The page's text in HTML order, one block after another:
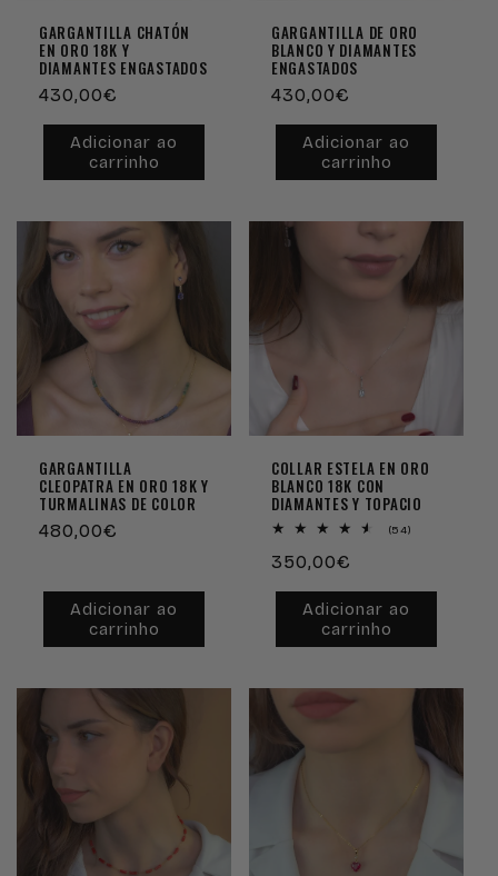
GARGANTILLA CHATÓN
EN ORO 18K Y
DIAMANTES ENGASTADOS
Preço
normal
430,00€
Adicionar ao
carrinho
GARGANTILLA DE ORO
BLANCO Y DIAMANTES
ENGASTADOS
Preço
normal
430,00€
Adicionar ao
carrinho
GARGANTILLA
CLEOPATRA EN ORO 18K Y
TURMALINAS DE COLOR
Preço
480,00€
Adicionar ao
carrinho
COLLAR ESTELA EN ORO
BLANCO 18K CON
DIAMANTES Y TOPACIO
(54)
Preço
normal
350,00€
Adicionar ao
carrinho